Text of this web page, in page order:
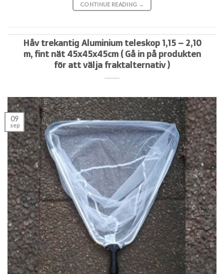
CONTINUE READING →
Håv trekantig Aluminium teleskop 1,15 – 2,10
m, fint nät 45x45x45cm ( Gå in på produkten
för att välja fraktalternativ )
09
sep